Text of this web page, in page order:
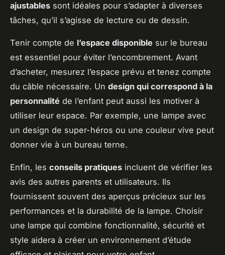
ajustables sont idéales pour s’adapter à diverses
tâches, qu’il s’agisse de lecture ou de dessin.
Tenir compte de l’espace disponible sur le bureau
est essentiel pour éviter l’encombrement. Avant
d’acheter, mesurez l’espace prévu et tenez compte
du câble nécessaire. Un design qui correspond à la
personnalité de l’enfant peut aussi les motiver à
utiliser leur espace. Par exemple, une lampe avec
un design de super-héros ou une couleur vive peut
donner vie à un bureau terne.
Enfin, les conseils pratiques incluent de vérifier les
avis des autres parents et utilisateurs. Ils
fournissent souvent des aperçus précieux sur les
performances et la durabilité de la lampe. Choisir
une lampe qui combine fonctionnalité, sécurité et
style aidera à créer un environnement d’étude